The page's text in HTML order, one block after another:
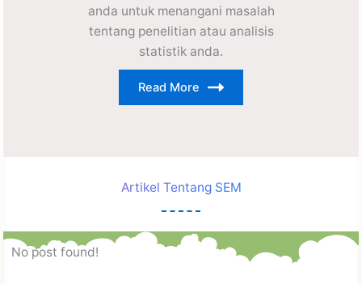
anda untuk menangani masalah
tentang penelitian atau analisis
statistik anda.
Read More
Artikel Tentang SEM
No post found!